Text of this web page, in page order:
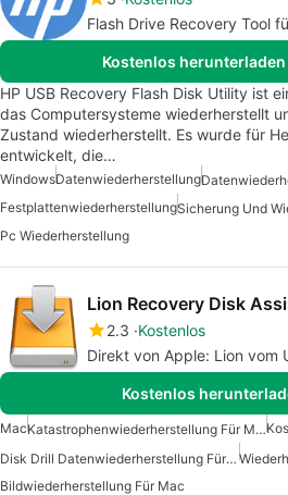
Flash Drive Recovery Tool
Kostenlos
HP USB Recovery Flash Disk Utility ist
das Computersysteme wiederherstellt
Zustand wiederherstellt. Es wurde für
entwickelt, die…
WindowsDatenwiederherstellung
Festplattenwiederherstellung
Pc Wiederherstellung
Lion Recovery Disk
2.3 Kostenlos
Direkt von Apple: Lion vom
Kostenlos
Mac Katastrophenwiederherstellung Für Mac
Disk Drill Datenwiederherstellung Für Mac
Bildwiederherstellung Für Mac